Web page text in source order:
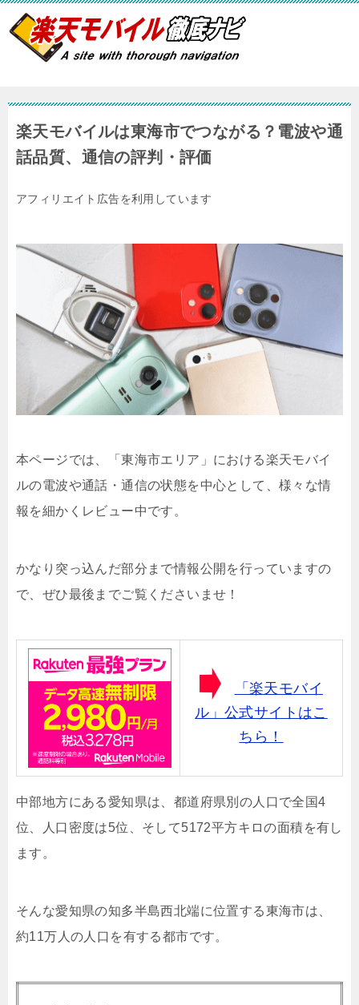
楽天モバイルは東海市でつながる？電波や通
話品質、通信の評判・評価
アフィリエイト広告を利用しています
本ページでは、「東海市エリア」における楽天モバイ
ルの電波や通話・通信の状態を中心として、様々な情
報を細かくレビュー中です。
かなり突っ込んだ部分まで情報公開を行っていますの
で、ぜひ最後までご覧くださいませ！
「楽天モバイ
ル」公式サイトはこ
ちら！
中部地方にある愛知県は、都道府県別の人口で全国4
位、人口密度は5位、そして5172平方キロの面積を有し
ます。
そんな愛知県の知多半島西北端に位置する東海市は、
約11万人の人口を有する都市です。